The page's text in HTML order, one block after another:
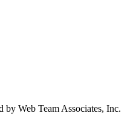
by Web Team Associates, Inc.